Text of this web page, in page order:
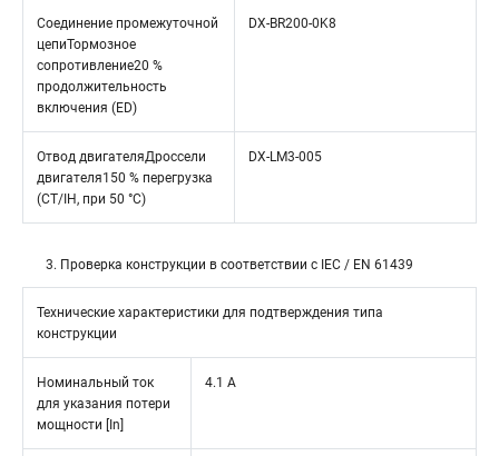
Соединение промежуточной
цепиТормозное
сопротивление20 %
продолжительность
включения (ED)
DX-BR200-0K8
Отвод двигателяДроссели
двигателя150 % перегрузка
(CT/IH, при 50 °C)
DX-LM3-005
3. Проверка конструкции в соответствии с IEC / EN 61439
Технические характеристики для подтверждения типа
конструкции
Номинальный ток
для указания потери
мощности [In]
4.1 A